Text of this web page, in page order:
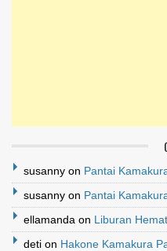
susanny on Pantai
susanny on Pantai
ellamanda on Liburan
deti on Hakone Kamakura